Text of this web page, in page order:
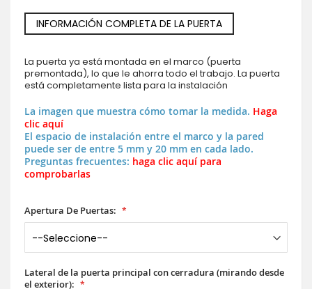
INFORMACIÓN COMPLETA DE LA PUERTA
La puerta ya está montada en el marco (puerta
premontada), lo que le ahorra todo el trabajo. La puerta
está completamente lista para la instalación
La imagen que muestra cómo tomar la medida. Haga
clic aquí
El espacio de instalación entre el marco y la pared
puede ser de entre 5 mm y 20 mm en cada lado.
Preguntas frecuentes: haga clic aquí para
comprobarlas
Apertura De Puertas:
Lateral de la puerta principal con cerradura (mirando desde
el exterior):